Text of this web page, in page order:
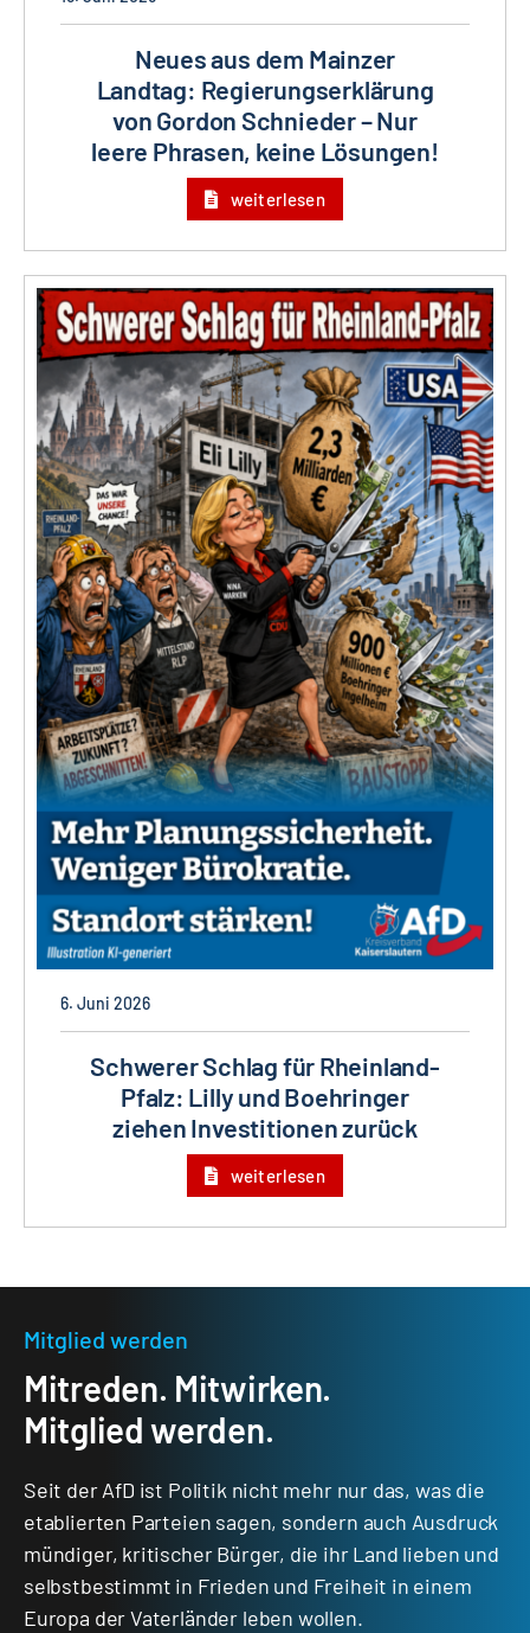
Neues aus dem Mainzer
Landtag: Regierungserklärung
von Gordon Schnieder – Nur
leere Phrasen, keine Lösungen!
weiterlesen
6. Juni 2026
Schwerer Schlag für Rheinland-
Pfalz: Lilly und Boehringer
ziehen Investitionen zurück
weiterlesen
Mitglied werden
Mitreden. Mitwirken.
Mitglied werden.
Seit der AfD ist Politik nicht mehr nur das, was die
etablierten Parteien sagen, sondern auch Ausdruck
mündiger, kritischer Bürger, die ihr Land lieben und
selbstbestimmt in Frieden und Freiheit in einem
Europa der Vaterländer leben wollen.